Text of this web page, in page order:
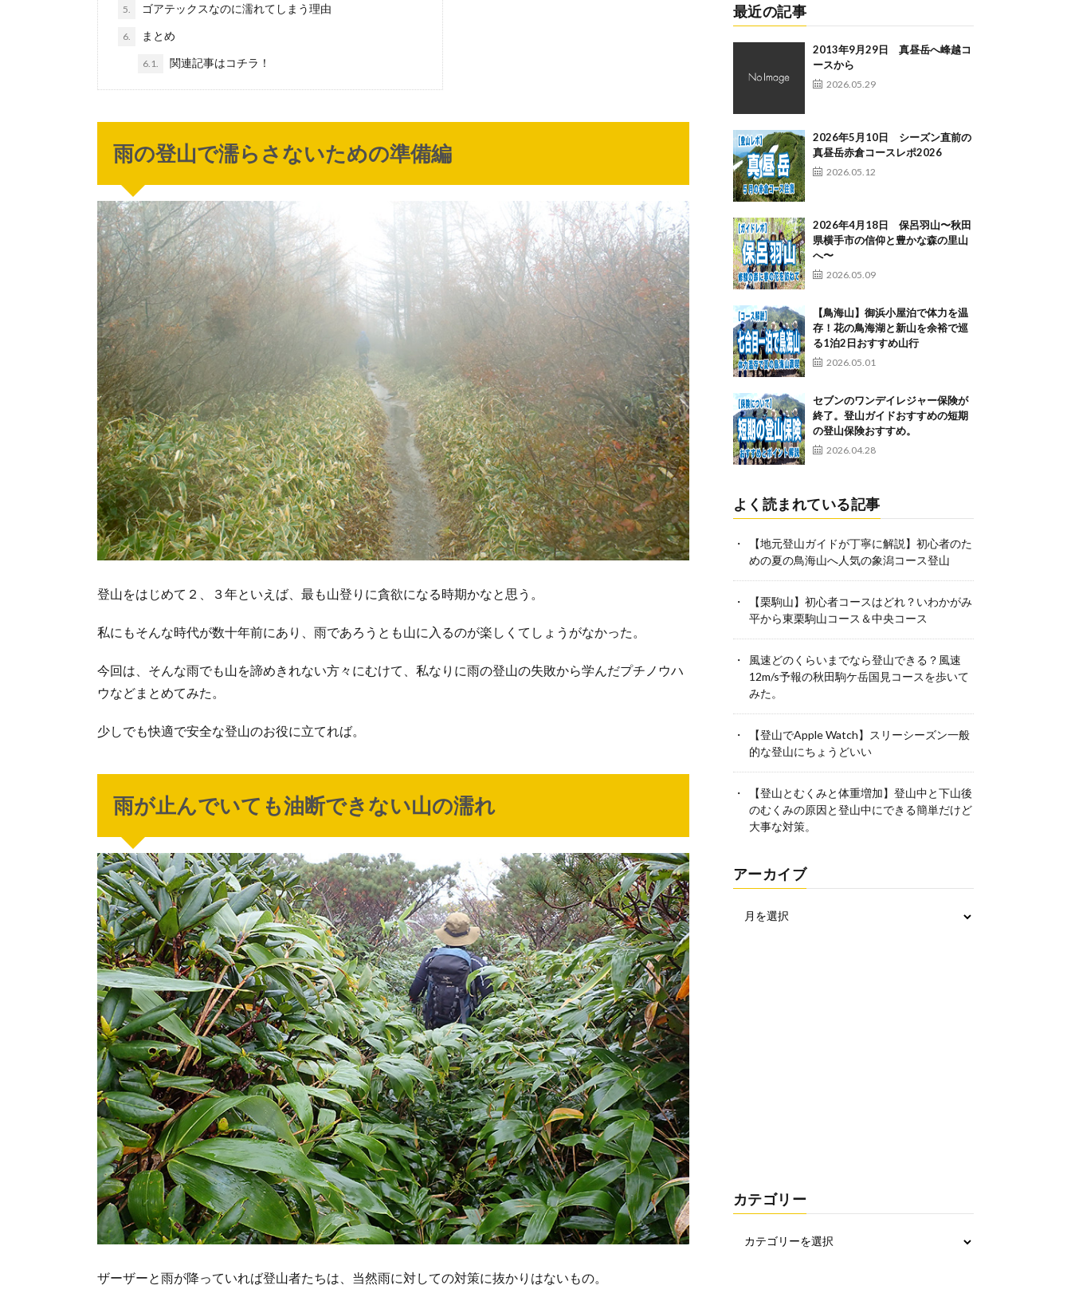
5. ゴアテックスなのに濡れてしまう理由
6. まとめ
6.1. 関連記事はコチラ！
雨の登山で濡らさないための準備編
登山をはじめて２、３年といえば、最も山登りに貪欲になる時期かなと思う。
私にもそんな時代が数十年前にあり、雨であろうとも山に入るのが楽しくてしょうがなかった。
今回は、そんな雨でも山を諦めきれない方々にむけて、私なりに雨の登山の失敗から学んだプチノウハ
ウなどまとめてみた。
少しでも快適で安全な登山のお役に立てれば。
雨が止んでいても油断できない山の濡れ
ザーザーと雨が降っていれば登山者たちは、当然雨に対しての対策に抜かりはないもの。
最近の記事
2013年9月29日 真昼岳へ峰越コ
ースから
2026.05.29
2026年5月10日 シーズン直前の
真昼岳赤倉コースレポ2026
2026.05.12
2026年4月18日 保呂羽山〜秋田
県横手市の信仰と豊かな森の里山
へ〜
2026.05.09
【鳥海山】御浜小屋泊で体力を温
存！花の鳥海湖と新山を余裕で巡
る1泊2日おすすめ山行
2026.05.01
セブンのワンデイレジャー保険が
終了。登山ガイドおすすめの短期
の登山保険おすすめ。
2026.04.28
よく読まれている記事
【地元登山ガイドが丁寧に解説】初心者のた
めの夏の鳥海山へ人気の象潟コース登山
【栗駒山】初心者コースはどれ？いわかがみ
平から東栗駒山コース＆中央コース
風速どのくらいまでなら登山できる？風速
12m/s予報の秋田駒ケ岳国見コースを歩いて
みた。
【登山でApple Watch】スリーシーズン一般
的な登山にちょうどいい
【登山とむくみと体重増加】登山中と下山後
のむくみの原因と登山中にできる簡単だけど
大事な対策。
アーカイブ
カテゴリー